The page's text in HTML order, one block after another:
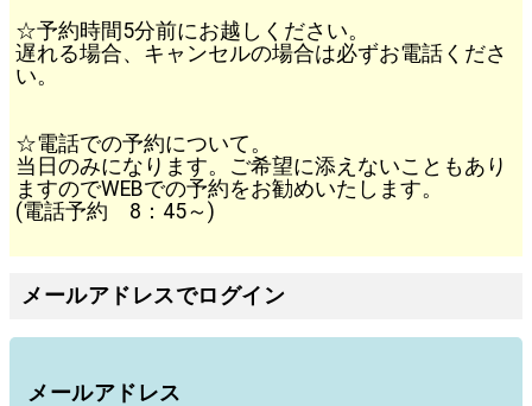
☆予約時間5分前にお越しください。
遅れる場合、キャンセルの場合は必ずお電話くださ
い。
☆電話での予約について。
当日のみになります。ご希望に添えないこともあり
ますのでWEBでの予約をお勧めいたします。
(電話予約 8：45～)
メールアドレスでログイン
メールアドレス